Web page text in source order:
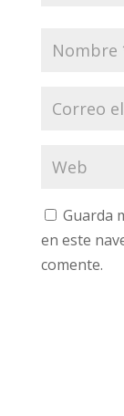
Guarda
en este
comente.